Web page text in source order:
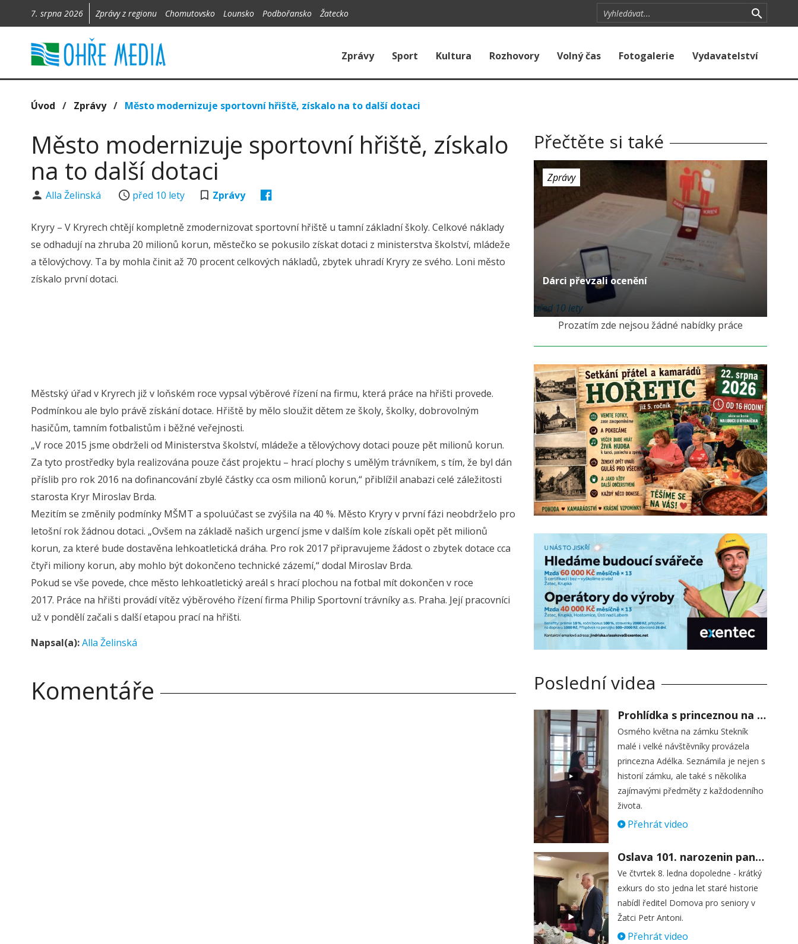
7. srpna 2026 Zprávy z regionu Chomutovsko Lounsko Podbořansko Žatecko
Zprávy Sport Kultura Rozhovory Volný čas Fotogalerie Vydavatelství
Úvod / Zprávy/ Město modernizuje sportovní hřiště, získalo na to další dotaci
Město modernizuje sportovní hřiště, získalo
na to další dotaci
Alla Želinská před 10 lety Zprávy
Kryry – V Kryrech chtějí kompletně zmodernizovat sportovní hřiště u tamní základní školy. Celkové náklady
se odhadují na zhruba 20 milionů korun, městečko se pokusilo získat dotaci z ministerstva školství, mládeže
a tělovýchovy. Ta by mohla činit až 70 procent celkových nákladů, zbytek uhradí Kryry ze svého. Loni město
získalo první dotaci.
Městský úřad v Kryrech již v loňském roce vypsal výběrové řízení na firmu, která práce na hřišti provede.
Podmínkou ale bylo právě získání dotace. Hřiště by mělo sloužit dětem ze školy, školky, dobrovolným
hasičům, tamním fotbalistům i běžné veřejnosti.
„V roce 2015 jsme obdrželi od Ministerstva školství, mládeže a tělovýchovy dotaci pouze pět milionů korun.
Za tyto prostředky byla realizována pouze část projektu – hrací plochy s umělým trávníkem, s tím, že byl dán
příslib pro rok 2016 na dofinancování zbylé částky cca osm milionů korun,“ přiblížil anabazi celé záležitosti
starosta Kryr Miroslav Brda.
Mezitím se změnily podmínky MŠMT a spoluúčast se zvýšila na 40 %. Město Kryry v první fázi neobdrželo pro
letošní rok žádnou dotaci. „Ovšem na základě našich urgencí jsme v dalším kole získali opět pět milionů
korun, za které bude dostavěna lehkoatletická dráha. Pro rok 2017 připravujeme žádost o zbytek dotace cca
čtyři miliony korun, aby mohlo být dokončeno technické zázemí,“ dodal Miroslav Brda.
Pokud se vše povede, chce město lehkoatletický areál s hrací plochou na fotbal mít dokončen v roce
2017. Práce na hřišti provádí vítěz výběrového řízení firma Philip Sportovní trávníky a.s. Praha. Její pracovníci
už v pondělí začali s další etapou prací na hřišti.
Napsal(a):Alla Želinská
Komentáře
Přečtěte si také
Zprávy
Dárci převzali ocenění
před 10 lety
Prozatím zde nejsou žádné nabídky práce
Poslední videa
Prohlídka s princeznou na zámku Stekník
Osmého května na zámku Stekník
malé i velké návštěvníky provázela
princezna Adélka. Seznámila je nejen s
historií zámku, ale také s několika
zajímavými předměty z každodenního
života.
Přehrát video
Oslava 101. narozenin paní Věry Skořepové
Ve čtvrtek 8. ledna dopoledne - krátký
exkurs do sto jedna let staré historie
nabídl ředitel Domova pro seniory v
Žatci Petr Antoni.
Přehrát video